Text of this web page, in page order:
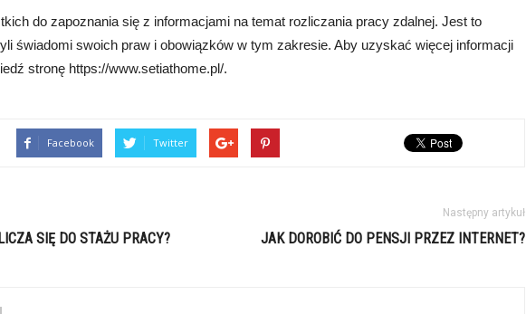
do zapoznania się z informacjami na temat rozliczania pracy zdalnej. Jest to
świadomi swoich praw i obowiązków w tym zakresie. Aby uzyskać więcej informacji
stronę https://www.setiathome.pl/.
Facebook Twitter
SIĘ DO STAŻU PRACY?
Następny artykuł
JAK DOROBIĆ DO PENSJI PRZEZ INTERNET?